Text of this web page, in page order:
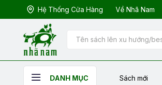
Hệ Thống Cửa Hàng Về Nhã Nam
DANH MỤC Sách mới